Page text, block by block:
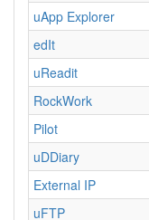
uApp Explorer
edIt
uReadit
RockWork
Pilot
uDDiary
External IP
uFTP